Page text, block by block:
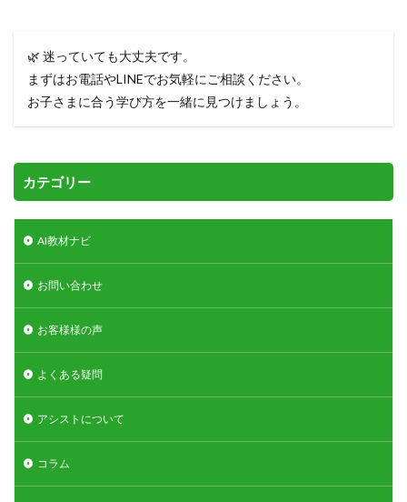
🌿 迷っていても大丈夫です。
まずはお電話やLINEでお気軽にご相談ください。
お子さまに合う学び方を一緒に見つけましょう。
カテゴリー
AI教材ナビ
お問い合わせ
お客様様の声
よくある疑問
アシストについて
コラム